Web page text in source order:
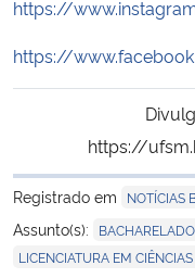
https://
https://
https://
Registrado em
NOTÍCIAS
Assunto(s): BACHARELADO
LICENCIATURA EM